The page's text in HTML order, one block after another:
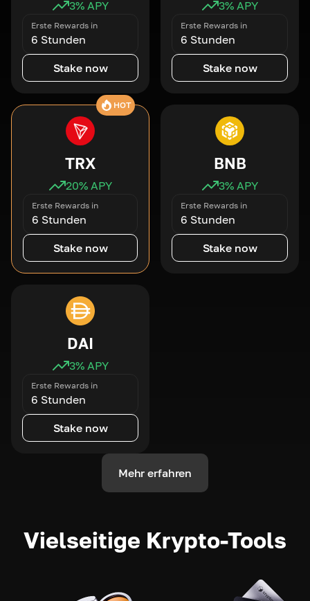
3% APY
Erste Rewards in
6 Stunden
Stake now
3% APY
Erste Rewards in
6 Stunden
Stake now
HOT
TRX
20% APY
Erste Rewards in
6 Stunden
Stake now
BNB
3% APY
Erste Rewards in
6 Stunden
Stake now
DAI
3% APY
Erste Rewards in
6 Stunden
Stake now
Mehr erfahren
Vielseitige Krypto-Tools